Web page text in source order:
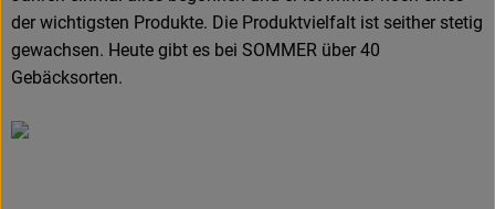
der wichtigsten Produkte. Die Produktvielfalt ist seither stetig
gewachsen. Heute gibt es bei SOMMER über 40
Gebäcksorten.